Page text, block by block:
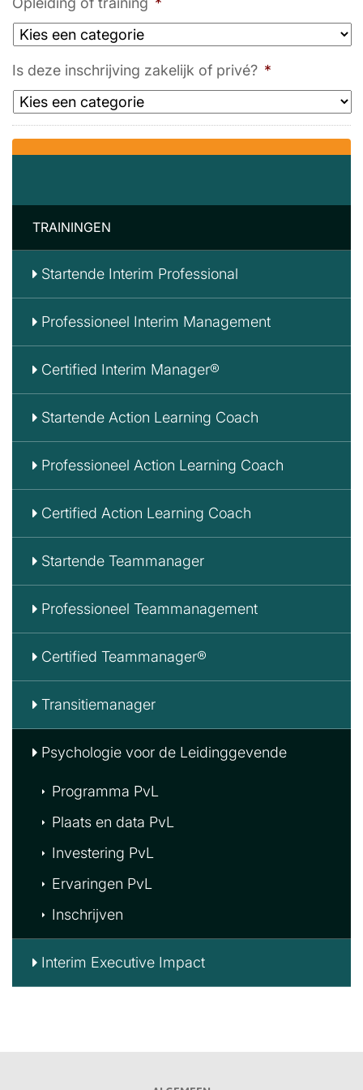
Is deze inschrijving zakelijk of privé? *
TRAININGEN
Startende Interim Professional
Professioneel Interim Management
Certified Interim Manager®
Startende Action Learning Coach
Professioneel Action Learning Coach
Certified Action Learning Coach
Startende Teammanager
Professioneel Teammanagement
Certified Teammanager®
Transitiemanager
Psychologie voor de Leidinggevende
Programma PvL
Plaats en data PvL
Investering PvL
Ervaringen PvL
Inschrijven
Interim Executive Impact